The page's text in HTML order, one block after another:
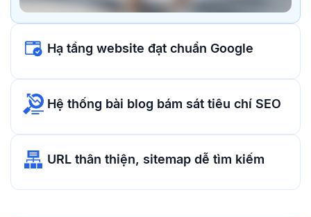
Hạ tầng website đạt chuẩn Google
Hệ thống bài blog bám sát tiêu chí SEO
URL thân thiện, sitemap dễ tìm kiếm